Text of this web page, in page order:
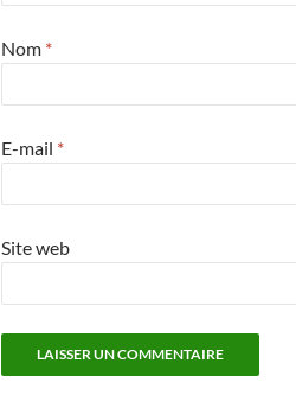
Nom *
E-mail *
Site web